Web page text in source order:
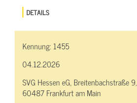
DETAILS
Kennung: 1455
04.12.2026
SVG Hessen eG, Breitenbachstraße 9,
60487 Frankfurt am Main